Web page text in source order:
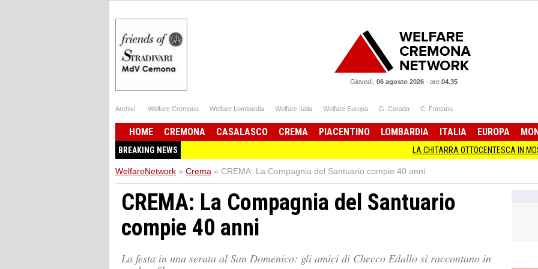
Giovedì, 06 agosto 2026- ore 04.35
Archivi: Welfare Cremona Welfare Lombardia Welfare Italia Welfare Europa G. Corada C. Fontana
HOME CREMONA CASALASCO CREMA PIACENTINO LOMBARDIA ITALIA EUROPA
BREAKING NEWS LA CHITARRA OTTOCENTESCA IN MOSTRA A
WelfareNetwork » Crema » CREMA: La Compagnia del Santuario compie 40 anni
CREMA: La Compagnia del Santuario
compie 40 anni
La festa in una serata al San Domenico: gli amici di Checco Edallo si raccontano in